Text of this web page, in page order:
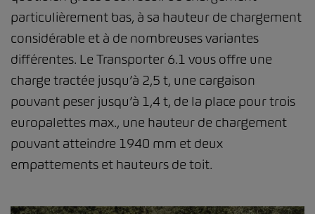
particulièrement bas, à sa hauteur de chargement
considérable et à de nombreuses variantes
différentes. Le Transporter 6.1 vous offre une
charge tractée jusqu’à 2,5 t, une cargaison
pouvant peser jusqu’à 1,4 t, de la place pour trois
europalettes max., une hauteur de chargement
pouvant atteindre 1940 mm et deux
empattements et hauteurs de toit.